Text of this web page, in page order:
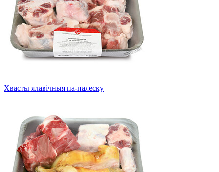
Хвасты ялавічныя па-палеску